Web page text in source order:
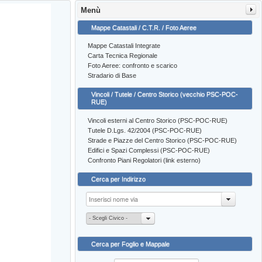
Menù
Mappe Catastali / C.T.R. / Foto Aeree
Mappe Catastali Integrate
Carta Tecnica Regionale
Foto Aeree: confronto e scarico
Stradario di Base
Vincoli / Tutele / Centro Storico (vecchio PSC-POC-
RUE)
Vincoli esterni al Centro Storico (PSC-POC-RUE)
Tutele D.Lgs. 42/2004 (PSC-POC-RUE)
Strade e Piazze del Centro Storico (PSC-POC-RUE)
Edifici e Spazi Complessi (PSC-POC-RUE)
Confronto Piani Regolatori (link esterno)
Cerca per Indirizzo
- Scegli Civico -
Cerca per Foglio e Mappale